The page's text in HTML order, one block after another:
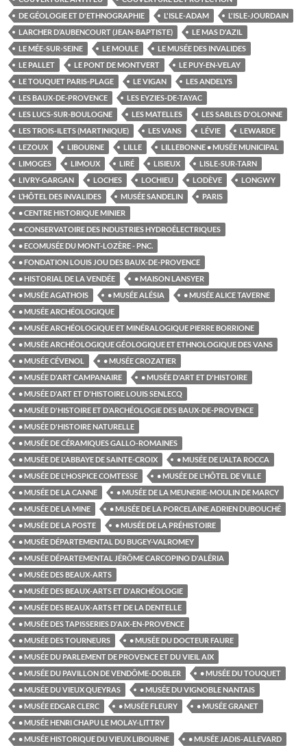
DE GÉOLOGIE ET D'ETHNOGRAPHIE
L'ISLE-ADAM
L'ISLE-JOURDAIN
LARCHER D’AUBENCOURT (JEAN-BAPTISTE)
LE MAS D'AZIL
LE MÉE-SUR-SEINE
LE MOULE
LE MUSÉE DES INVALIDES
LE PALLET
LE PONT DE MONTVERT
LE PUY-EN-VELAY
LE TOUQUET PARIS-PLAGE
LE VIGAN
LES ANDELYS
LES BAUX-DE-PROVENCE
LES EYZIES-DE-TAYAC
LES LUCS-SUR-BOULOGNE
LES MATELLES
LES SABLES D'OLONNE
LES TROIS-ILETS (MARTINIQUE)
LES VANS LÉVIE
LEWARDE
LEZOUX
LIBOURNE LILLE
LILLEBONNE • MUSÉE MUNICIPAL
LIMOGES
LIMOUX LIRÉ LISIEUX
LISLE-SUR-TARN
LIVRY-GARGAN
LOCHES LOCHIEU LODÈVE
LONGWY
L’HÔTEL DES INVALIDES
MUSÉE SANDELIN
PARIS
• CENTRE HISTORIQUE MINIER
• CONSERVATOIRE DES INDUSTRIES HYDROÉLECTRIQUES
• ECOMUSÉE DU MONT-LOZÈRE - PNC.
• FONDATION LOUIS JOU DES BAUX-DE-PROVENCE
• HISTORIAL DE LA VENDÉE
• MAISON LANSYER
• MUSÉE AGATHOIS
• MUSÉE ALÉSIA
• MUSÉE ALICE TAVERNE
• MUSÉE ARCHÉOLOGIQUE
• MUSÉE ARCHÉOLOGIQUE ET MINÉRALOGIQUE PIERRE BORRIONE
• MUSÉE ARCHÉOLOGIQUE GÉOLOGIQUE ET ETHNOLOGIQUE DES VANS
• MUSÉE CÉVENOL
• MUSÉE CROZATIER
• MUSÉE D'ART CAMPANAIRE
• MUSÉE D'ART ET D'HISTOIRE
• MUSÉE D'ART ET D'HISTOIRE LOUIS SENLECQ
• MUSÉE D'HISTOIRE ET D’ARCHÉOLOGIE DES BAUX-DE-PROVENCE
• MUSÉE D'HISTOIRE NATURELLE
• MUSÉE DE CÉRAMIQUES GALLO-ROMAINES
• MUSÉE DE L'ABBAYE DE SAINTE-CROIX
• MUSÉE DE L'ALTA ROCCA
• MUSÉE DE L'HOSPICE COMTESSE
• MUSÉE DE L'HÔTEL DE VILLE
• MUSÉE DE LA CANNE
• MUSÉE DE LA MEUNERIE-MOULIN DE MARCY
• MUSÉE DE LA MINE
• MUSÉE DE LA PORCELAINE ADRIEN DUBOUCHÉ
• MUSÉE DE LA POSTE
• MUSÉE DE LA PRÉHISTOIRE
• MUSÉE DÉPARTEMENTAL DU BUGEY-VALROMEY
• MUSÉE DÉPARTEMENTAL JÉRÔME CARCOPINO D'ALÉRIA
• MUSÉE DES BEAUX-ARTS
• MUSÉE DES BEAUX-ARTS ET D'ARCHÉOLOGIE
• MUSÉE DES BEAUX-ARTS ET DE LA DENTELLE
• MUSÉE DES TAPISSERIES D'AIX-EN-PROVENCE
• MUSÉE DES TOURNEURS
• MUSÉE DU DOCTEUR FAURE
• MUSÉE DU PARLEMENT DE PROVENCE ET DU VIEIL AIX
• MUSÉE DU PAVILLON DE VENDÔME-DOBLER
• MUSÉE DU TOUQUET
• MUSÉE DU VIEUX QUEYRAS
• MUSÉE DU VIGNOBLE NANTAIS
• MUSÉE EDGAR CLERC
• MUSÉE FLEURY
• MUSÉE GRANET
• MUSÉE HENRI CHAPU LE MOLAY-LITTRY
• MUSÉE HISTORIQUE DU VIEUX LIBOURNE
• MUSÉE JADIS-ALLEVARD